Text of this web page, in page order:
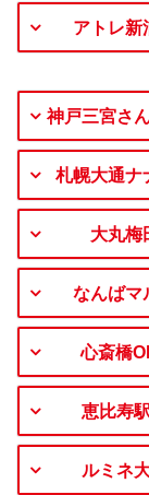
アトレ新
神戸三宮さ
札幌大通ナ
大丸梅
なんばマ
心斎橋
恵比寿
ルミネ